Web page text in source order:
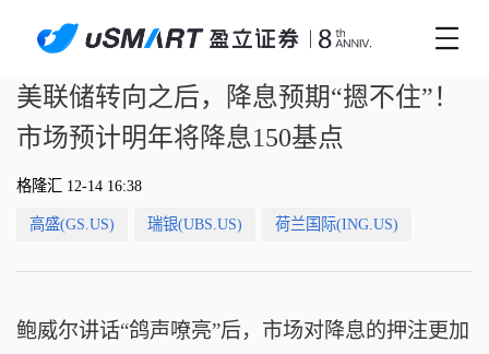
美联储转向之后，降息预期“摁不住”！
市场预计明年将降息150基点
格隆汇 12-14 16:38
高盛(GS.US) 瑞银(UBS.US) 荷兰国际(ING.US)
鲍威尔讲话“鸽声嘹亮”后，市场对降息的押注更加